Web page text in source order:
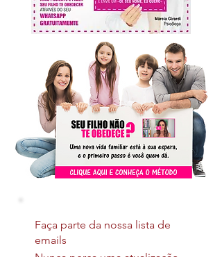
Faça parte da nossa lista de
emails